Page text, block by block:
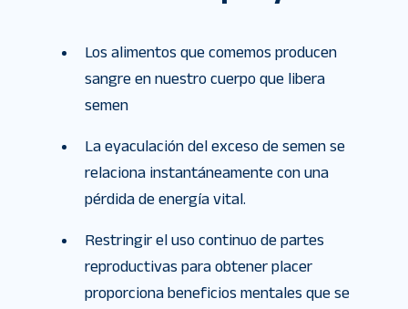
Los alimentos que comemos producen
sangre en nuestro cuerpo que libera
semen
La eyaculación del exceso de semen se
relaciona instantáneamente con una
pérdida de energía vital.
Restringir el uso continuo de partes
reproductivas para obtener placer
proporciona beneficios mentales que se